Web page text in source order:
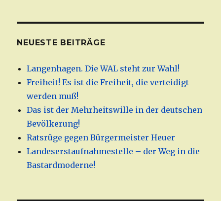
NEUESTE BEITRÄGE
Langenhagen. Die WAL steht zur Wahl!
Freiheit! Es ist die Freiheit, die verteidigt
werden muß!
Das ist der Mehrheitswille in der deutschen
Bevölkerung!
Ratsrüge gegen Bürgermeister Heuer
Landeserstaufnahmestelle – der Weg in die
Bastardmoderne!